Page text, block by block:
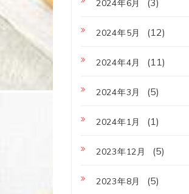
2024年6月 (3)
2024年5月 (12)
2024年4月 (11)
2024年3月 (5)
2024年1月 (1)
2023年12月 (5)
2023年8月 (5)